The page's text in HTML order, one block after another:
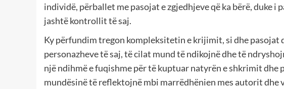
individë, përballet me pasojat e zgjedhjeve që ka bërë, duke i
jashtë kontrollit të saj.
Ky përfundim tregon kompleksitetin e krijimit, si dhe pasojat
personazheve të saj, të cilat mund të ndikojnë dhe të
një ndihmë e fuqishme për të kuptuar natyrën e shkrimit dhe
mundësinë të reflektojnë mbi marrëdhënien mes autorit dhe